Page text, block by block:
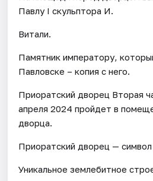
Павлу I скульптора И.
Витали.
Памятник императору,
Павловске – копия с него.
Приоратский дворец Вторая
апреля 2024 пройдет в
дворца.
Приоратский дворец — символ
Уникальное землебитное